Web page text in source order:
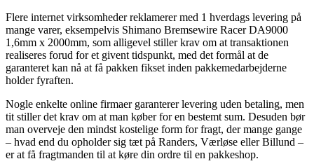
Flere internet virksomheder reklamerer med 1 hverdags levering på
mange varer, eksempelvis Shimano Bremsewire Racer DA9000
1,6mm x 2000mm, som alligevel stiller krav om at transaktionen
realiseres forud for et givent tidspunkt, med det formål at de
garanteret kan nå at få pakken fikset inden pakkemedarbejderne
holder fyraften.
Nogle enkelte online firmaer garanterer levering uden betaling, men
tit stiller det krav om at man køber for en bestemt sum. Desuden bør
man overveje den mindst kostelige form for fragt, der mange gange
– hvad end du opholder sig tæt på Randers, Værløse eller Billund –
er at få fragtmanden til at køre din ordre til en pakkeshop.